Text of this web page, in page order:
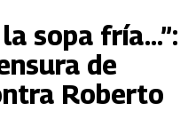
sopa fría...”:
de
Roberto